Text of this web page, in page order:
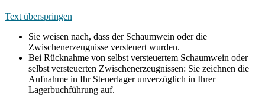
Text überspringen
Sie weisen nach, dass der Schaumwein oder die
Zwischenerzeugnisse versteuert wurden.
Bei Rücknahme von selbst versteuertem Schaumwein oder
selbst versteuerten Zwischenerzeugnissen: Sie zeichnen die
Aufnahme in Ihr Steuerlager unverzüglich in Ihrer
Lagerbuchführung auf.